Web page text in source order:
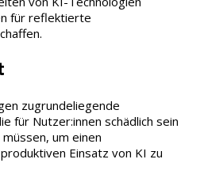
für reflektierte
zugrundeliegende
für Nutzer:innen schädlich sein
um einen
Einsatz von KI zu